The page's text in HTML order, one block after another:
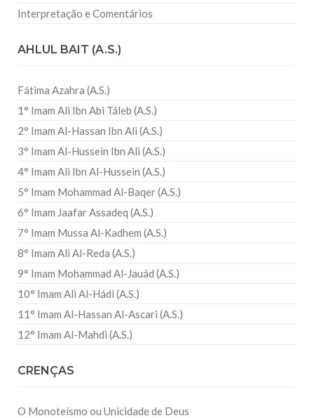
Interpretação e Comentários
AHLUL BAIT (A.S.)
Fátima Azahra (A.S.)
1° Imam Ali Ibn Abi Táleb (A.S.)
2° Imam Al-Hassan Ibn Ali (A.S.)
3° Imam Al-Hussein Ibn Ali (A.S.)
4° Imam Ali Ibn Al-Hussein (A.S.)
5° Imam Mohammad Al-Baqer (A.S.)
6° Imam Jaafar Assadeq (A.S.)
7° Imam Mussa Al-Kadhem (A.S.)
8° Imam Ali Al-Reda (A.S.)
9° Imam Mohammad Al-Jauád (A.S.)
10° Imam Ali Al-Hádi (A.S.)
11° Imam Al-Hassan Al-Ascari (A.S.)
12° Imam Al-Mahdi (A.S.)
CRENÇAS
O Monoteísmo ou Unicidade de Deus